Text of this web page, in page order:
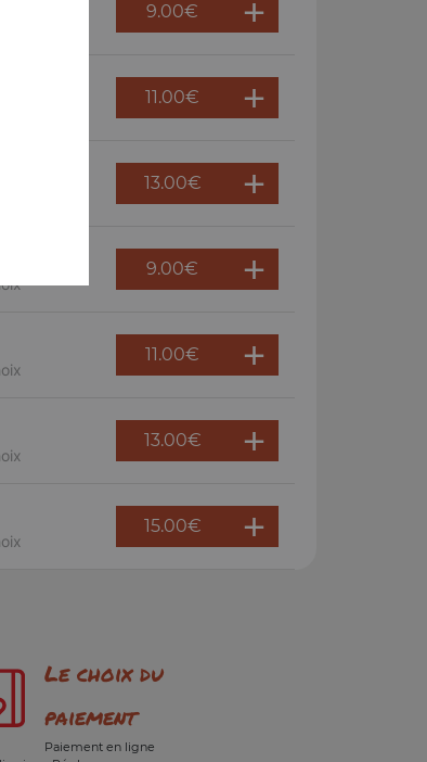
9.00€
11.00€
13.00€
9.00€
11.00€
13.00€
15.00€
Le choix du
paiement
Paiement en ligne